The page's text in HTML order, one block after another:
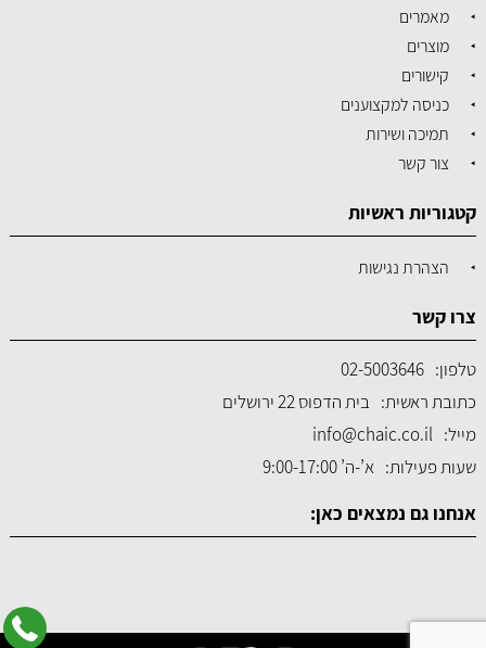
מאמרים
מוצרים
קישורים
כניסה למקצוענים
תמיכה ושירות
צור קשר
קטגוריות ראשיות
הצהרת נגישות
צרו קשר
טלפון: 02-5003646
כתובת ראשית: בית הדפוס 22 ירושלים
מייל: info@chaic.co.il
שעות פעילות: א’-ה’ 9:00-17:00
אנחנו גם נמצאים כאן: